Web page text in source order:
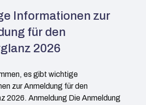
Informationen zur
für den
2026
es gibt wichtige
zur Anmeldung für den
2026. Anmeldung Die Anmeldung